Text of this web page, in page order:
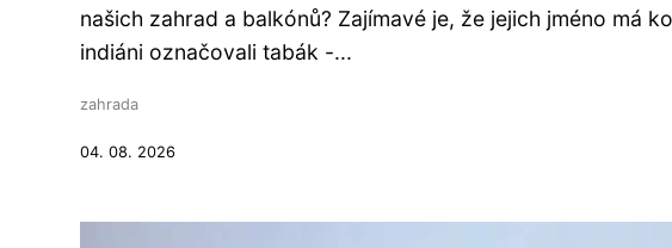
našich zahrad a balkónů? Zajímavé je, že jejich jméno má
indiáni označovali tabák -...
zahrada
04. 08. 2026